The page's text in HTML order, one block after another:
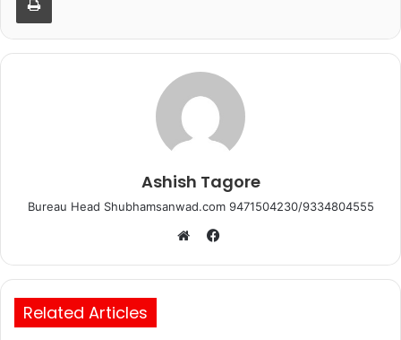
o
o
p
Ashish Tagore
Bureau Head Shubhamsanwad.com 9471504230/9334804555
Facebook
Related Articles